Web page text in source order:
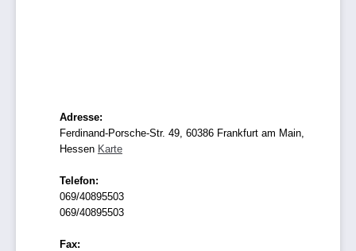
Adresse:
Ferdinand-Porsche-Str. 49, 60386 Frankfurt am Main,
Hessen Karte
Telefon:
069/40895503
069/40895503
Fax: